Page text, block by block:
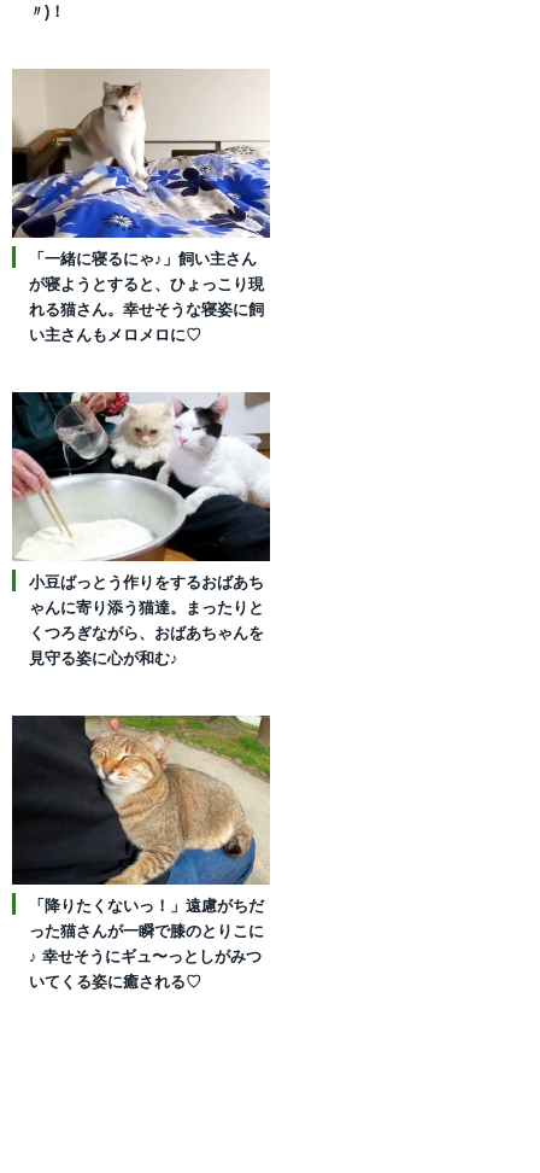
〃)！
「一緒に寝るにゃ♪」飼い主さん
が寝ようとすると、ひょっこり現
れる猫さん。幸せそうな寝姿に飼
い主さんもメロメロに♡
小豆ばっとう作りをするおばあち
ゃんに寄り添う猫達。まったりと
くつろぎながら、おばあちゃんを
見守る姿に心が和む♪
「降りたくないっ！」遠慮がちだ
った猫さんが一瞬で膝のとりこに
♪ 幸せそうにギュ〜っとしがみつ
いてくる姿に癒される♡